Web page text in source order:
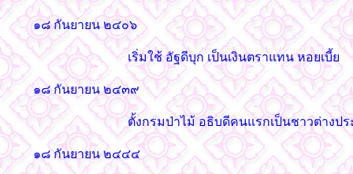
๑๘ กันยายน ๒๔๐๖
เริ่มใช้ อัฐดีบุก เป็นเงินตราแทน หอยเบี้ย
๑๘ กันยายน ๒๔๓๙
ตั้งกรมป่าไม้ อธิบดีคนแรกเป็นชาวต่างปร
๑๘ กันยายน ๒๔๔๔